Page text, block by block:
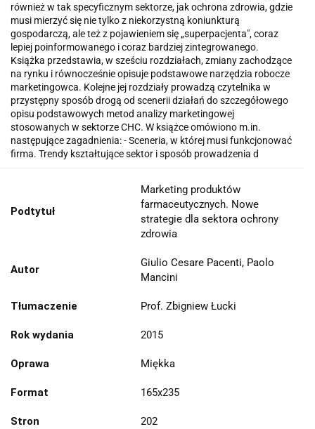
również w tak specyficznym sektorze, jak ochrona zdrowia, gdzie
musi mierzyć się nie tylko z niekorzystną koniunkturą
gospodarczą, ale też z pojawieniem się „superpacjenta", coraz
lepiej poinformowanego i coraz bardziej zintegrowanego.
Książka przedstawia, w sześciu rozdziałach, zmiany zachodzące
na rynku i równocześnie opisuje podstawowe narzędzia robocze
marketingowca. Kolejne jej rozdziały prowadzą czytelnika w
przystępny sposób drogą od scenerii działań do szczegółowego
opisu podstawowych metod analizy marketingowej
stosowanych w sektorze CHC. W książce omówiono m.in.
następujące zagadnienia: - Sceneria, w której musi funkcjonować
firma. Trendy kształtujące sektor i sposób prowadzenia d
Podtytuł
Marketing produktów
farmaceutycznych. Nowe
strategie dla sektora ochrony
zdrowia
Autor
Giulio Cesare Pacenti, Paolo
Mancini
Tłumaczenie Prof. Zbigniew Łucki
Rok wydania 2015
Oprawa Miękka
Format 165x235
Stron 202